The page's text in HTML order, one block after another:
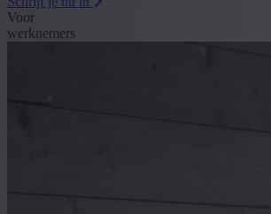
Voor
werknemers